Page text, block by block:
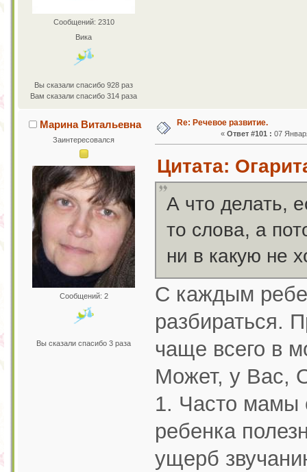
Сообщений: 2310
Вика
Вы сказали спасибо 928 раз
Вам сказали спасибо 314 раза
Марина Витальевна
Заинтересовался
Сообщений: 2
Вы сказали спасибо 3 раза
Re: Речевое развитие.
« Ответ #101 : 07
Цитата:
А что делать,
то слова, а
ни в какую не
С каждым
разбираться.
чаще всего в
Может, у Вас,
1. Часто мамы
ребенка
ущерб